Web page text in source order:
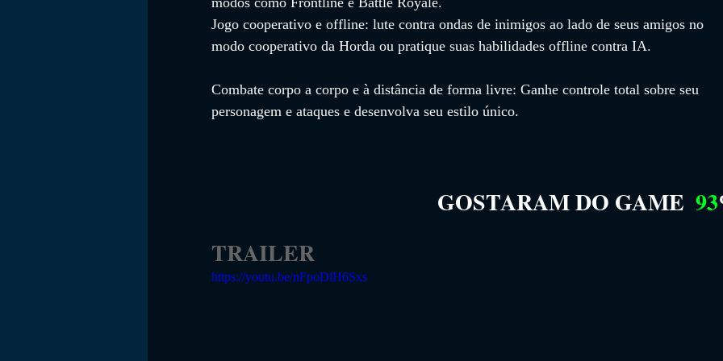
Jogo cooperativo e offline: lute contra ondas de inimigos ao lado de seus amigos no
modo cooperativo da Horda ou pratique suas habilidades offline contra IA.
Combate corpo a corpo e à distância de forma livre: Ganhe controle total sobre seu
personagem e ataques e desenvolva seu estilo único.
GOSTARAM DO GAME 93
TRAILER
https://youtu.be/nFpoDlH6Sxs